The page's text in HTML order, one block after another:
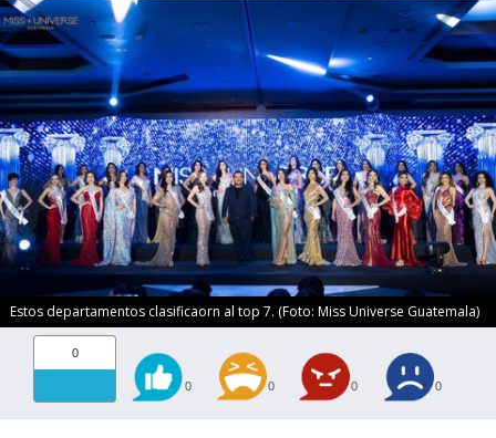
Estos departamentos clasificaorn al top 7. (Foto: Miss Universe Guatemala)
0
0 0 0 0